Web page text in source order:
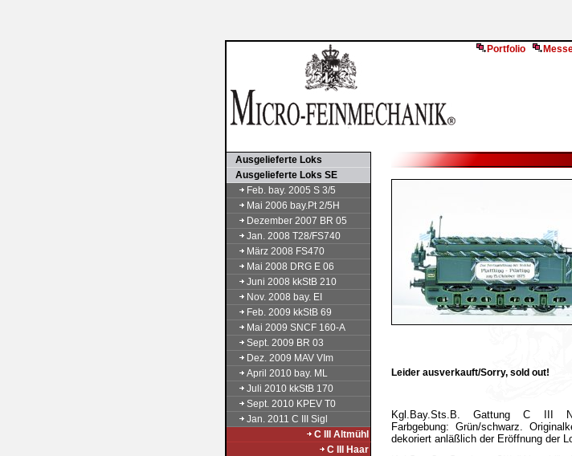
Portfolio
Ausgelieferte Loks
Ausgelieferte Loks SE
Feb. bay. 2005 S 3/5
Mai 2006 bay.Pt 2/5H
Dezember 2007 BR 05
Jan. 2008 T28/FS740
März 2008 FS470
Mai 2008 DRG E 06
Juni 2008 kkStB 210
Nov. 2008 bay. EI
Feb. 2009 kkStB 69
Mai 2009 SNCF 160-A
Sept. 2009 BR 03
Dez. 2009 MAV VIm
April 2010 bay. ML
Juli 2010 kkStB 170
Sept. 2010 KPEV T0
Jan. 2011 C III Sigl
C III Altmühl
C III Haar
Leider ausverkauft/Sorry, sold out!
Kgl.Bay.Sts.B. Gattung C III
Farbgebung: Grün/schwarz.
dekoriert anläßlich der Eröffnung der